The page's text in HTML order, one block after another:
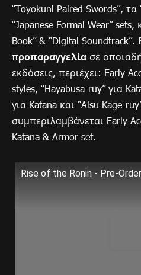
“Toyokuni Paired Swords”,
“Japanese Formal Wear”
Book” & “Digital Soundtrack”.
προπαραγγελία σε
εκδόσεις, περιέχει: Early
styles, “Hayabusa-ruy” για
για Katana και “Aisu Kage-
συμπεριλαμβάνεται Early
Katana & Armor set.
Rise of the Ronin - Pre-